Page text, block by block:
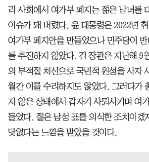
리 사회에서 여가부 폐지는 젊은 남녀를
이슈가 돼 버렸다. 윤 대통령은 2022년
여가부 폐지안을 만들었으나 민주당이 반
를 추진하지 않았다. 김 장관은 지난해 9
의 부적절 처신으로 국민적 원성을 사자
월간 이를 수리하지도 않았다. 그러다가
지 않은 상태에서 갑자기 사퇴시키며 여
들었다. 젊은 남성 표를 의식한 조치이겠
닷없다는 느낌을 받았을 것이다.